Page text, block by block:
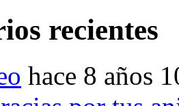
recientes
hace 8 años